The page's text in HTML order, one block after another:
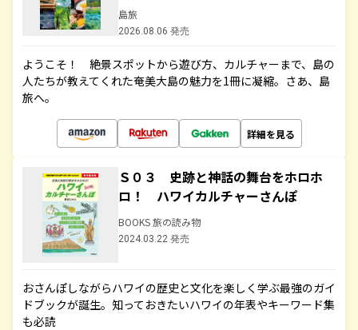
島旅
2026.08.06 発売
ようこそ！ 絶景スポットから遊び方、カルチャーまで、島の
人たちが教えてくれた奄美大島の魅力を1冊に凝縮。さあ、島
旅へ。
詳細を見る
Ｓ０３ 史跡と神話の舞台をホロホ
ロ！ ハワイカルチャーさんぽ
BOOKS 旅の読み物
2024.03.22 発売
おさんぽしながらハワイの歴史と文化を楽しく学ぶ最強のガイ
ドブックが誕生。知っておきたいハワイの年表やキーワード集
も必読